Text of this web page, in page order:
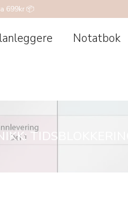
699kr 📦
Notatbok
TIDSBLOKKERING